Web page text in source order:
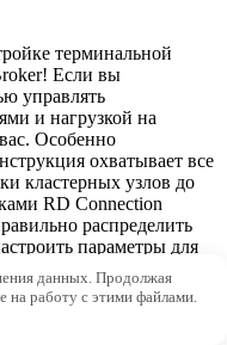
терминальной
Если вы
управлять
и нагрузкой на
Особенно
охватывает все
кластерных узлов до
RD Connection
распределить
параметры для
сессий. Очень
и про настройку
и работу с
поможет избежать
данных. Продолжая
на работу с этими файлами.